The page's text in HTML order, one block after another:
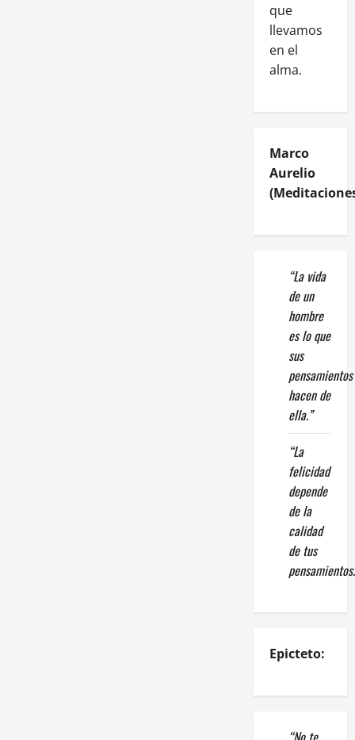
que
llevamos
en el
alma.
Marco
Aurelio
“La vida
de un
hombre
es lo que
sus
pensamientos
hacen de
ella.”
“La
felicidad
depende
de la
calidad
de tus
Epicteto: